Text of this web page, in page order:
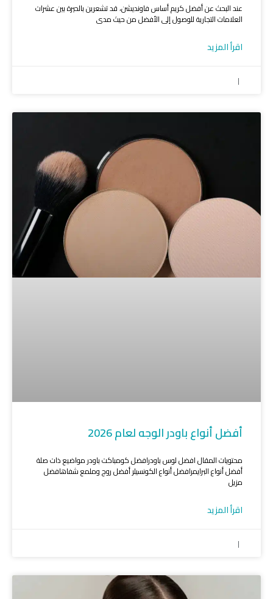
عند البحث عن أفضل كريم أساس فاونديشن، قد تشعرين بالحيرة بين عشرات
العلامات التجارية للوصول إلى الأفضل من حيث مدى
اقرأ المزيد
أفضل أنواع باودر الوجه لعام 2026
محتويات المقال افضل لوس باودرافضل كومباكت باودر مواضيع ذات صلة
أفضل أنواع البرايمرافضل أنواع الكونسيلر أفضل روج وملمع شفاهافضل
مزيل
اقرأ المزيد